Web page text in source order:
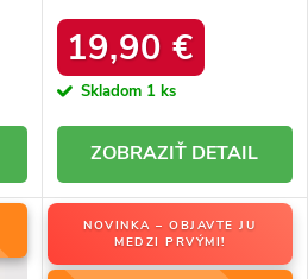
BLACK
19,90 €
Skladom 1 ks
DETAIL
NOVINKA – OBJAVTE JU
MEDZI PRVÝMI!